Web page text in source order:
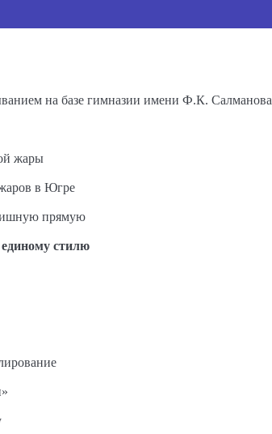
на базе гимназии имени Ф.К. Салманова
жары
в Югре
прямую
стилю